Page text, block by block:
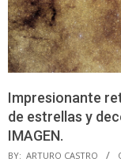
Impresionante
de estrellas y
IMAGEN.
BY: ARTURO CASTRO